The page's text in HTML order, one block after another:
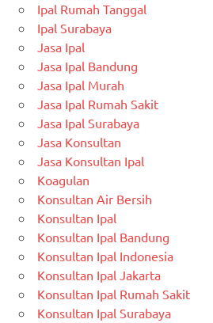
Ipal Rumah Tanggal
Ipal Surabaya
Jasa Ipal
Jasa Ipal Bandung
Jasa Ipal Murah
Jasa Ipal Rumah Sakit
Jasa Ipal Surabaya
Jasa Konsultan
Jasa Konsultan Ipal
Koagulan
Konsultan Air Bersih
Konsultan Ipal
Konsultan Ipal Bandung
Konsultan Ipal Indonesia
Konsultan Ipal Jakarta
Konsultan Ipal Rumah Sakit
Konsultan Ipal Surabaya